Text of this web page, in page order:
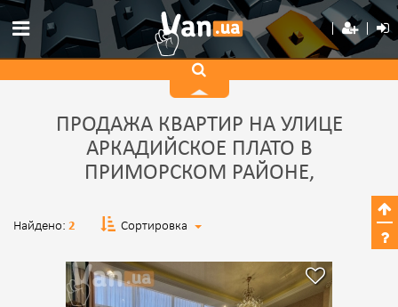
ПРОДАЖА КВАРТИР НА УЛИЦЕ
АРКАДИЙСКОЕ ПЛАТО В
ПРИМОРСКОМ РАЙОНЕ,
Найдено: 2 Сортировка